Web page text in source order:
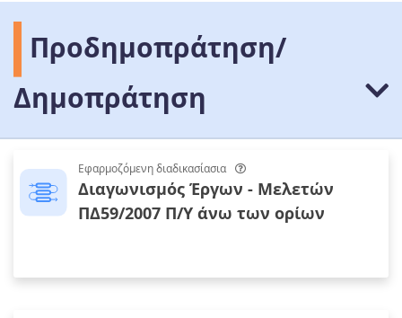
Προδημοπράτηση/
Δημοπράτηση
Εφαρμοζόμενη διαδικασίασια
Διαγωνισμός Έργων - Μελετών
ΠΔ59/2007 Π/Υ άνω των ορίων